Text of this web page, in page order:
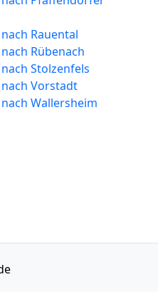
Rauental
Rübenach
Stolzenfels
Vorstadt
Wallersheim